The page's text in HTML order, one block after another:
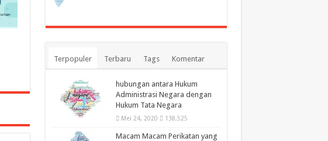
Terpopuler Terbaru Tags Komentar
hubungan antara Hukum
Administrasi Negara dengan
Hukum Tata Negara
Mei 24, 2020 138,525
Macam Macam Perikatan yang